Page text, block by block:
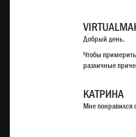
Добрый день.
Чтобы
различные
КАТРИНА
Мне понравился